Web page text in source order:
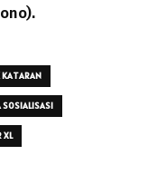
KATARAN
SOSIALISASI
XL